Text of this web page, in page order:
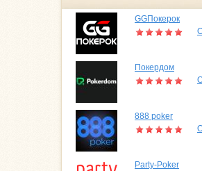
GGПокерок
Покердом
888 poker
Party-Poker